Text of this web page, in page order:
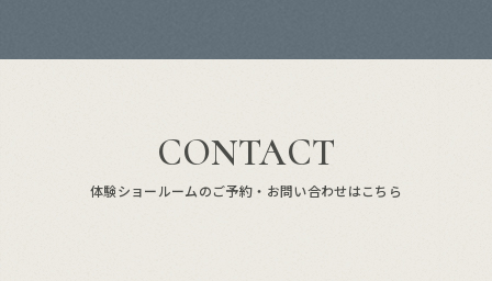
CONTACT
体験ショールームのご予約・お問い合わせはこちら